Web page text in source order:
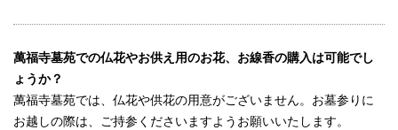
萬福寺墓苑での仏花やお供え用のお花、お線香の購入は可能でし
ょうか？
萬福寺墓苑では、仏花や供花の用意がございません。お墓参りに
お越しの際は、ご持参くださいますようお願いいたします。